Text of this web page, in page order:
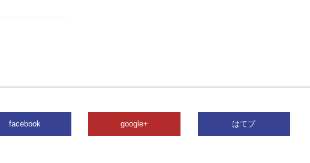
facebook google+ はてブ